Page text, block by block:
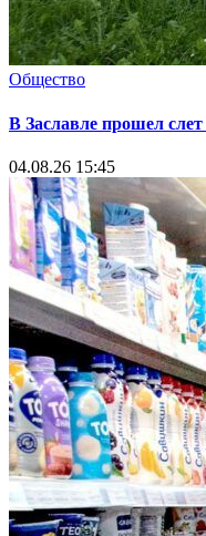
Общество
В Заславле прошел
04.08.26 15:45